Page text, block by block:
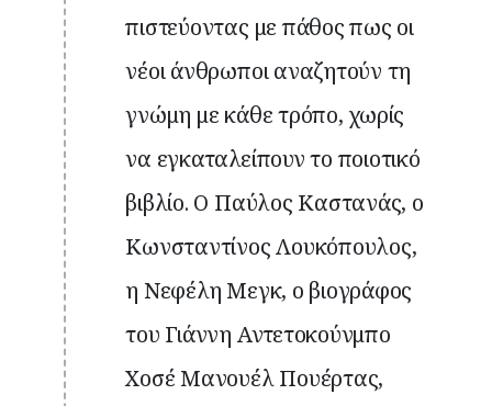
πιστεύοντας με πάθος πως οι
νέοι άνθρωποι αναζητούν τη
γνώμη με κάθε τρόπο, χωρίς
να εγκαταλείπουν το ποιοτικό
βιβλίο. Ο Παύλος Καστανάς, ο
Κωνσταντίνος Λουκόπουλος,
η Νεφέλη Μεγκ, ο βιογράφος
του Γιάννη Αντετοκούνμπο
Χοσέ Μανουέλ Πουέρτας,